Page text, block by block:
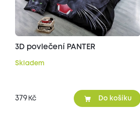
3D povlečení PANTER
Skladem
379 Kč Do košíku